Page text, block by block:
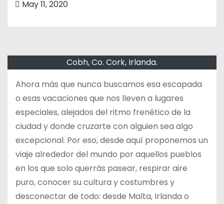
May 11, 2020
Cobh, Co. Cork, Irlanda.
Ahora más que nunca buscamos esa escapada
o esas vacaciones que nos lleven a lugares
especiales, alejados del ritmo frenético de la
ciudad y donde cruzarte con alguien sea algo
excepcional. Por eso, desde aquí proponemos un
viaje alrededor del mundo por aquellos pueblos
en los que solo querrás pasear, respirar aire
puro, conocer su cultura y costumbres y
desconectar de todo: desde Malta, Irlanda o